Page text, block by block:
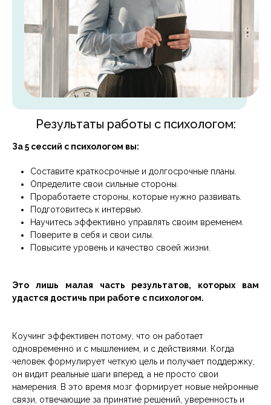
Результаты работы с психологом:
За 5 сессий с психологом вы:
Составите краткосрочные и долгосрочные планы.
Определите свои сильные стороны.
Проработаете стороны, которые нужно развивать.
Подготовитесь к интервью.
Научитесь эффективно управлять своим временем.
Поверите в себя и свои силы.
Повысите уровень и качество своей жизни.
Это лишь малая часть результатов, которых вам
удастся достичь при работе с психологом.
Коучинг эффективен потому, что он работает
одновременно и с мышлением, и с действиями. Когда
человек формулирует четкую цель и получает поддержку,
он видит реальные шаги вперед, а не просто свои
намерения. В это время мозг формирует новые нейронные
связи, отвечающие за принятие решений, уверенность и